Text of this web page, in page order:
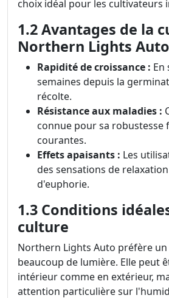
choix idéal pour les cultivateurs
1.2 Avantages de la
Northern Lights Auto
Rapidité de croissance : En
semaines depuis la
récolte.
Résistance aux maladies :
connue pour sa robustesse
courantes.
Effets apaisants : Les
des sensations de
d'euphorie.
1.3 Conditions
culture
Northern Lights Auto préfère un
beaucoup de lumière. Elle peut
intérieur comme en extérieur,
attention particulière sur